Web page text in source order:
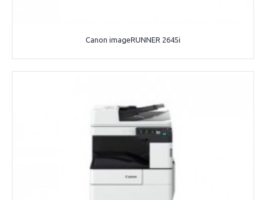
Canon imageRUNNER 2645i